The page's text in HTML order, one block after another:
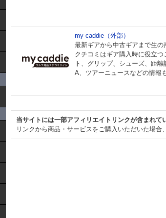
my caddie（外部）
最新ギアから中古ギアまで生
クチコミはギア購入時に役立
ト、グリップ、シューズ、距
A、ツアーニュースなどの情報
当サイトには一部アフィリエイトリンクが含まれて
リンクから商品・サービスをご購入いただいた場合